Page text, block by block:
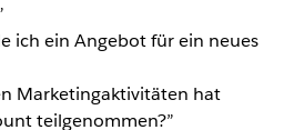
ich ein Angebot für ein neues
Marketingaktivitäten hat
teilgenommen?”